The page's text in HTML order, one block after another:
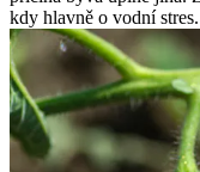
kdy hlavně o vodní stres.